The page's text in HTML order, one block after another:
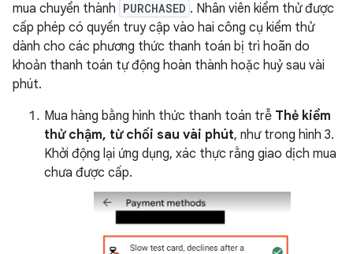
mua chuyển thành PURCHASED . Nhân viên kiểm thử được
cấp phép có quyền truy cập vào hai công cụ kiểm thử
dành cho các phương thức thanh toán bị trì hoãn do
khoản thanh toán tự động hoàn thành hoặc huỷ sau vài
phút.
Mua hàng bằng hình thức thanh toán trễ Thẻ kiểm
thử chậm, từ chối sau vài phút, như trong hình 3.
Khởi động lại ứng dụng, xác thực rằng giao dịch mua
chưa được cấp.